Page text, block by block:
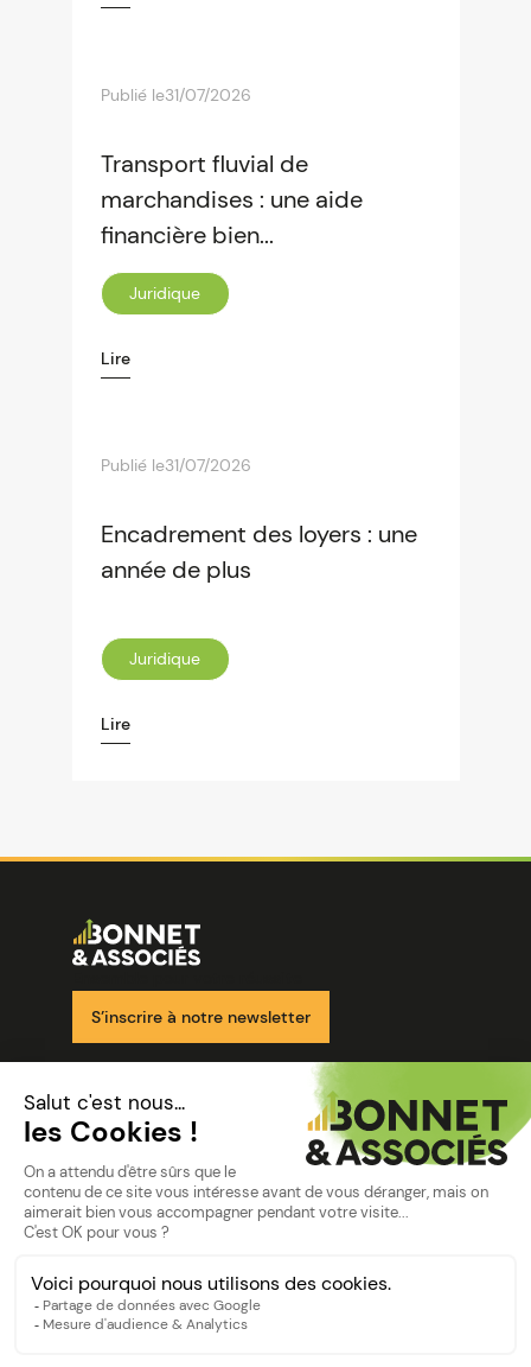
Publié le31/07/2026
Transport fluvial de
marchandises : une aide
financière bien...
Juridique
Lire
Publié le31/07/2026
Encadrement des loyers : une
année de plus
Juridique
Lire
Image
S’inscrire à notre newsletter
Nos solutions
Nos cabinets
Mon espace client
Politique de confidentialité
©Bonnet2023